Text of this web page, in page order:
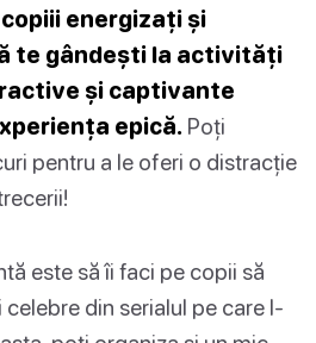
energizați și
te gândești la activități
și captivante
epică. Poți
pentru a le oferi o distracție
este să îi faci pe copii să
din serialul pe care l-